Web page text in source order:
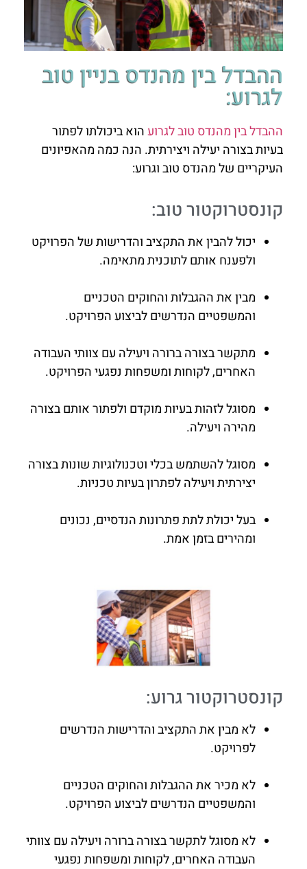
ההבדל בין מהנדס בניין טוב
לגרוע:
ההבדל בין מהנדס טוב לגרועהוא ביכולתו לפתור
בעיות בצורה יעילה ויצירתית. הנה כמה מהאפיונים
העיקריים של מהנדס טוב וגרוע:
קונסטרוקטור טוב:
יכול להבין את התקציב והדרישות של הפרויקט
ולפענח אותם לתוכנית מתאימה.
מבין את ההגבלות והחוקים הטכניים
והמשפטיים הנדרשים לביצוע הפרויקט.
מתקשר בצורה ברורה ויעילה עם צוותי העבודה
האחרים, לקוחות ומשפחות נפגעי הפרויקט.
מסוגל לזהות בעיות מוקדם ולפתור אותם בצורה
מהירה ויעילה.
מסוגל להשתמש בכלי וטכנולוגיות שונות בצורה
יצירתית ויעילה לפתרון בעיות טכניות.
בעל יכולת לתת פתרונות הנדסיים, נכונים
ומהירים בזמן אמת.
קונסטרוקטור גרוע:
לא מבין את התקציב והדרישות הנדרשים
לפרויקט.
לא מכיר את ההגבלות והחוקים הטכניים
והמשפטיים הנדרשים לביצוע הפרויקט.
לא מסוגל לתקשר בצורה ברורה ויעילה עם צוותי
העבודה האחרים, לקוחות ומשפחות נפגעי